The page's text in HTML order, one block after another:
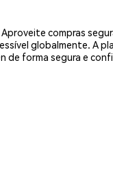
compras
globalmente. A
de forma segura e